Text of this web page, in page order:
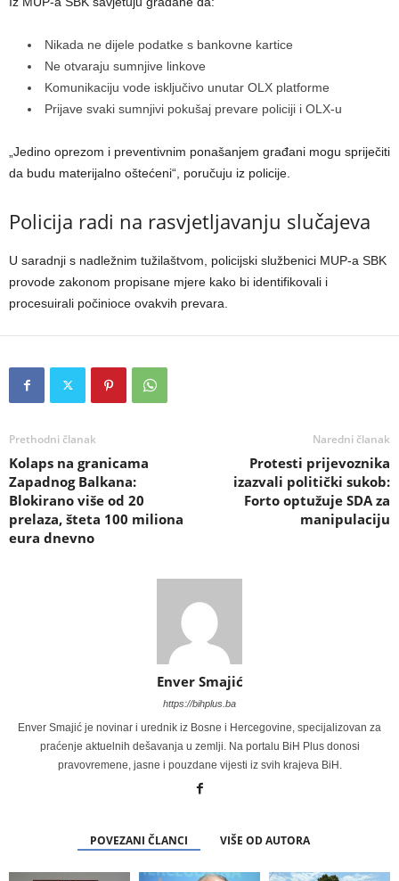
Nikada ne dijele podatke s bankovne kartice
Ne otvaraju sumnjive linkove
Komunikaciju vode isključivo unutar OLX platforme
Prijave svaki sumnjivi pokušaj prevare policiji i OLX-u
„Jedino oprezom i preventivnim ponašanjem građani mogu spriječiti
da budu materijalno oštećeni“, poručuju iz policije.
Policija radi na rasvjetljavanju slučajeva
U saradnji s nadležnim tužilaštvom, policijski službenici MUP-a SBK
provode zakonom propisane mjere kako bi identifikovali i
procesuirali počinioce ovakvih prevara.
Prethodni članak
Kolaps na granicama
Zapadnog Balkana:
Blokirano više od 20
prelaza, šteta 100 miliona
eura dnevno
Naredni članak
Protesti prijevoznika
izazvali politički sukob:
Forto optužuje SDA za
manipulaciju
Enver Smajić
https://bihplus.ba
Enver Smajić je novinar i urednik iz Bosne i Hercegovine, specijalizovan za
praćenje aktuelnih dešavanja u zemlji. Na portalu BiH Plus donosi
pravovremene, jasne i pouzdane vijesti iz svih krajeva BiH.
POVEZANI ČLANCI VIŠE OD AUTORA